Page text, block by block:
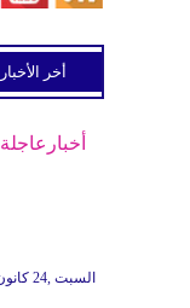
في رب ثلاثين
أخر الأخبار
أخبارعاجلة
08:41 2026 السبت ,24 كانون الثاني / يناير